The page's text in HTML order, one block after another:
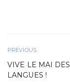
PREVIOUS
VIVE LE MAI DES
LANGUES !